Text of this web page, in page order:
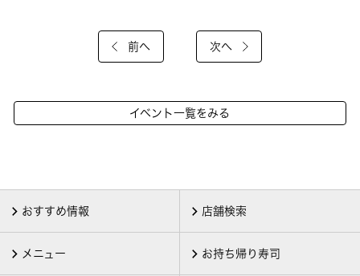
前へ 次へ
イベント一覧をみる
おすすめ情報 店舗検索
メニュー お持ち帰り寿司